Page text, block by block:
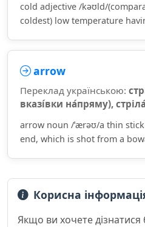
cold adjective /kəʊld/
coldest) low temperature
arrow
Переклад українською:
вказі́вки на́пряму),
arrow noun /ˈærəʊ/a thin
end, which is shot from a
Корисна
Якщо ви хочете